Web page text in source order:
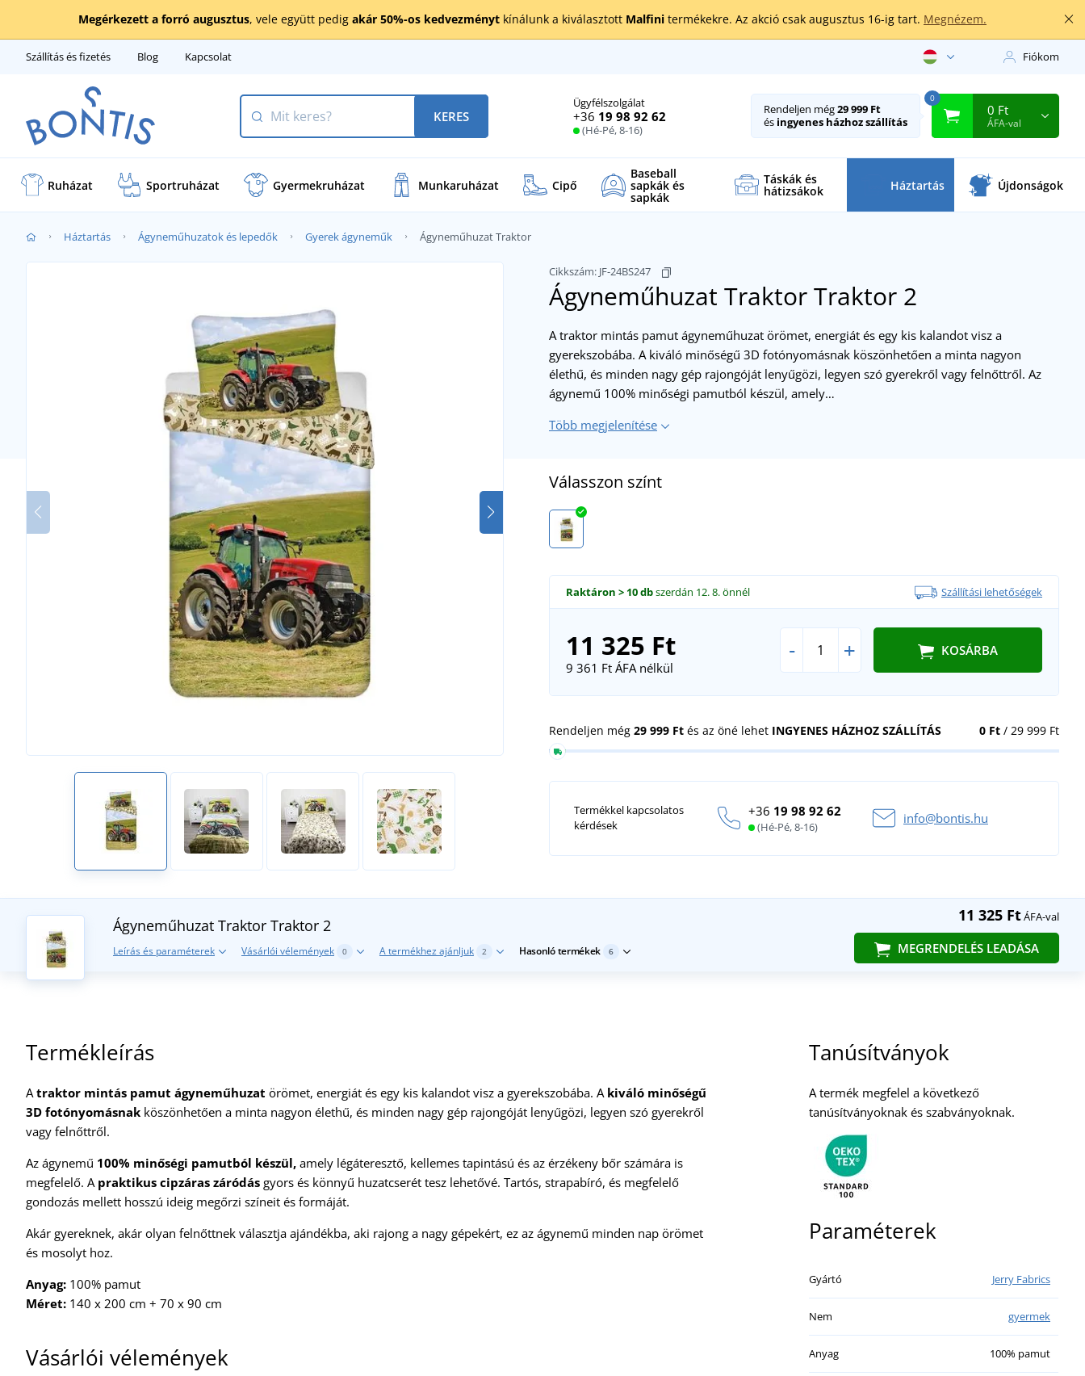
Megérkezett a forró augusztus, vele együtt pedig akár 50%-os kedvezményt kínálunk a kiválasztott Malfini termékekre. Az akció csak augusztus 16-ig tart. Megnézem.
Szállítás és fizetés Blog Kapcsolat Fiókom
Ügyfélszolgálat
+36 19 98 92 62
(Hé-Pé, 8-16)
KERES Rendeljen még29 999 Ft
és ingyenes házhoz szállítás
0
0 Ft
ÁFA-val
Ruházat Sportruházat Gyermekruházat Munkaruházat Cipő
Baseball
sapkák és
sapkák
Táskák és
hátizsákok Háztartás Újdonságok
Háztartás Ágyneműhuzatok és lepedők Gyerek ágyneműk Ágyneműhuzat Traktor
Cikkszám: JF-24BS247
Ágyneműhuzat TraktorTraktor 2
A traktor mintás pamut ágyneműhuzat örömet, energiát és egy kis kalandot visz a
gyerekszobába. A kiváló minőségű 3D fotónyomásnak köszönhetően a minta nagyon
élethű, és minden nagy gép rajongóját lenyűgözi, legyen szó gyerekről vagy felnőttről. Az
ágynemű 100% minőségi pamutból készül, amely…
Több megjelenítése
Válasszon színt
Raktáron > 10 dbszerdán 12. 8.önnél Szállítási lehetőségek
11 325 Ft
9 361 FtÁFA nélkül
- + KOSÁRBA
0 Ft/ 29 999 Ft
Rendeljen még 29 999 Ft és az öné lehet INGYENES HÁZHOZ SZÁLLÍTÁS
Termékkel kapcsolatos
kérdések
+36 19 98 92 62
(Hé-Pé, 8-16)
info@bontis.hu
11 325 FtÁFA-val
MEGRENDELÉS LEADÁSA
Ágyneműhuzat Traktor Traktor 2
Leírás és paraméterek Vásárlói vélemények 0 A termékhez ajánljuk 2 Hasonló termékek 6
Termékleírás
A traktor mintás pamut ágyneműhuzat örömet, energiát és egy kis kalandot visz a gyerekszobába. A kiváló minőségű
3D fotónyomásnak köszönhetően a minta nagyon élethű, és minden nagy gép rajongóját lenyűgözi, legyen szó gyerekről
vagy felnőttről.
Az ágynemű 100% minőségi pamutból készül, amely légáteresztő, kellemes tapintású és az érzékeny bőr számára is
megfelelő. A praktikus cipzáras záródás gyors és könnyű huzatcserét tesz lehetővé. Tartós, strapabíró, és megfelelő
gondozás mellett hosszú ideig megőrzi színeit és formáját.
Akár gyereknek, akár olyan felnőttnek választja ajándékba, aki rajong a nagy gépekért, ez az ágynemű minden nap örömet
és mosolyt hoz.
Anyag: 100% pamut
Méret: 140 x 200 cm + 70 x 90 cm
Vásárlói vélemények
Tanúsítványok
A termék megfelel a következő
tanúsítványoknak és szabványoknak.
Paraméterek
Gyártó Jerry Fabrics
Nem gyermek
Anyag 100% pamut